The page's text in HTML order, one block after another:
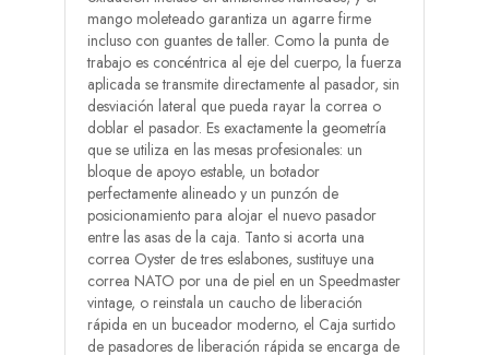
mango moleteado garantiza un agarre firme
incluso con guantes de taller. Como la punta de
trabajo es concéntrica al eje del cuerpo, la fuerza
aplicada se transmite directamente al pasador, sin
desviación lateral que pueda rayar la correa o
doblar el pasador. Es exactamente la geometría
que se utiliza en las mesas profesionales: un
bloque de apoyo estable, un botador
perfectamente alineado y un punzón de
posicionamiento para alojar el nuevo pasador
entre las asas de la caja. Tanto si acorta una
correa Oyster de tres eslabones, sustituye una
correa NATO por una de piel en un Speedmaster
vintage, o reinstala un caucho de liberación
rápida en un buceador moderno, el Caja surtido
de pasadores de liberación rápida se encarga de